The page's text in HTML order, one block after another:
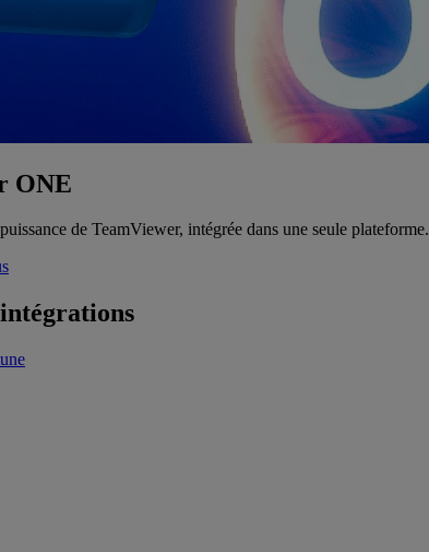
ONE
de TeamViewer, intégrée dans une seule plateforme.